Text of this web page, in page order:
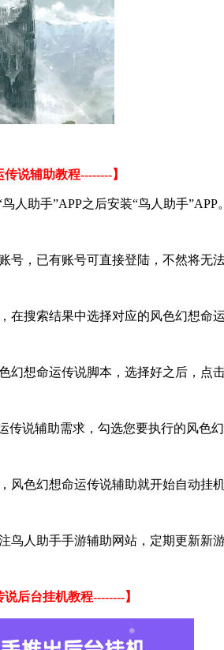
传说辅助教程--------】
助手”APP之后安装“鸟人助手”APP。
，已有账号可直接登陆，不然将无
搜索结果中选择对应的风色幻想命
想命运传说脚本，选择好之后，点
说辅助需求，勾选您要执行的风色幻
色幻想命运传说辅助就开始自动挂机
人助手手游辅助网站，定期更新新
后台挂机教程--------】